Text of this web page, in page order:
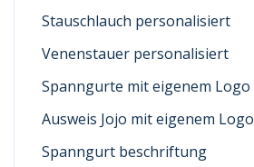
Stauschlauch personalisiert
Venenstauer personalisiert
Spanngurte mit eigenem Logo
Ausweis Jojo mit eigenem Logo
Spanngurt beschriftung